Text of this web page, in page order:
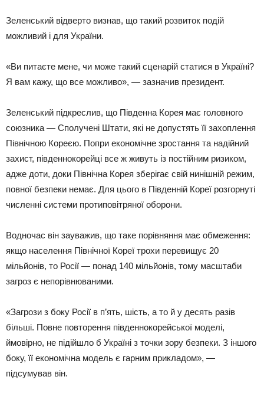
Зеленський відверто визнав, що такий розвиток подій
можливий і для України.
«Ви питаєте мене, чи може такий сценарій статися в Україні?
Я вам кажу, що все можливо», — зазначив президент.
Зеленський підкреслив, що Південна Корея має головного
союзника — Сполучені Штати, які не допустять її захоплення
Північною Кореєю. Попри економічне зростання та надійний
захист, південнокорейці все ж живуть із постійним ризиком,
адже доти, доки Північна Корея зберігає свій нинішній режим,
повної безпеки немає. Для цього в Південній Кореї розгорнуті
численні системи протиповітряної оборони.
Водночас він зауважив, що таке порівняння має обмеження:
якщо населення Північної Кореї трохи перевищує 20
мільйонів, то Росії — понад 140 мільйонів, тому масштаби
загроз є непорівнюваними.
«Загрози з боку Росії в п’ять, шість, а то й у десять разів
більші. Повне повторення південнокорейської моделі,
ймовірно, не підійшло б Україні з точки зору безпеки. З іншого
боку, її економічна модель є гарним прикладом», —
підсумував він.